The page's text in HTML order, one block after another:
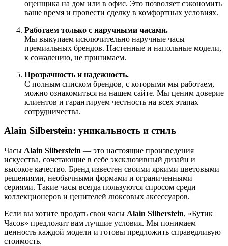
оценщика на дом или в офис. Это позволяет сэкономить
ваше время и провести сделку в комфортных условиях.
Работаем только с наручными часами.
Мы выкупаем исключительно наручные часы
премиальных брендов. Настенные и напольные модели,
к сожалению, не принимаем.
Прозрачность и надежность.
С полным списком брендов, с которыми мы работаем,
можно ознакомиться на нашем сайте. Мы ценим доверие
клиентов и гарантируем честность на всех этапах
сотрудничества.
Alain Silberstein: уникальность и стиль
Часы Alain Silberstein — это настоящие произведения
искусства, сочетающие в себе эксклюзивный дизайн и
высокое качество. Бренд известен своими яркими цветовыми
решениями, необычными формами и ограниченными
сериями. Такие часы всегда пользуются спросом среди
коллекционеров и ценителей люксовых аксессуаров.
Если вы хотите продать свои часы Alain Silberstein, «Бутик
Часов» предложит вам лучшие условия. Мы понимаем
ценность каждой модели и готовы предложить справедливую
стоимость.